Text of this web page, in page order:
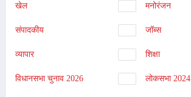
खेल मनोरंजन
संपादकीय जॉब्स
व्यापार शिक्षा
विधानसभा चुनाव 2026 लोकसभा 2024